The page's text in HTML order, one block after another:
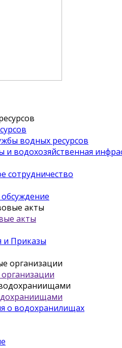
водных ресурсов
и водохозяйственная
сотрудничество
акты
и Приказы
о водохранилищах